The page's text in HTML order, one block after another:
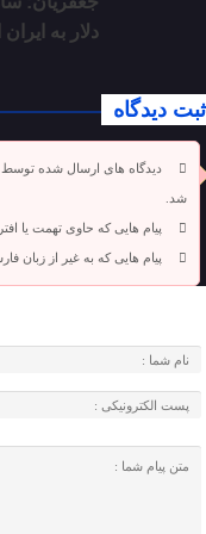
دلار به
ثبت دیدگاه
دیدگاه های ارسال شده توسط
شد.
پیام هایی که حاوی تهمت یا
پیام هایی که به غیر از زبان